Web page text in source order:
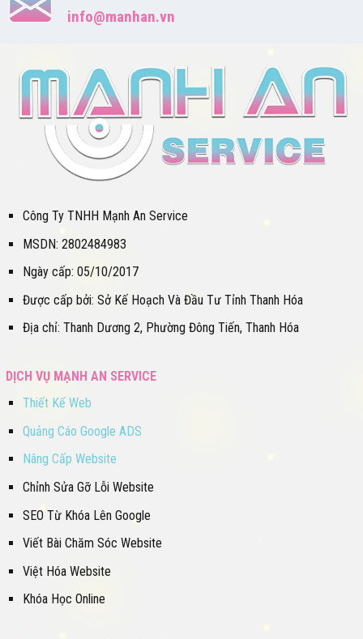
info@manhan.vn
Công Ty TNHH Mạnh An Service
MSDN: 2802484983
Ngày cấp: 05/10/2017
Được cấp bởi: Sở Kế Hoạch Và Đầu Tư Tỉnh Thanh Hóa
Địa chỉ: Thanh Dương 2, Phường Đông Tiến, Thanh Hóa
DỊCH VỤ MẠNH AN SERVICE
Thiết Kế Web
Quảng Cáo Google ADS
Nâng Cấp Website
Chỉnh Sửa Gỡ Lỗi Website
SEO Từ Khóa Lên Google
Viết Bài Chăm Sóc Website
Việt Hóa Website
Khóa Học Online